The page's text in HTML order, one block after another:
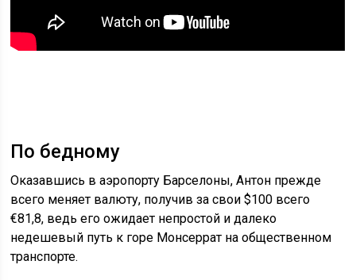
По бедному
Оказавшись в аэропорту Барселоны, Антон прежде
всего меняет валюту, получив за свои $100 всего
€81,8, ведь его ожидает непростой и далеко
недешевый путь к горе Монсеррат на общественном
транспорте.